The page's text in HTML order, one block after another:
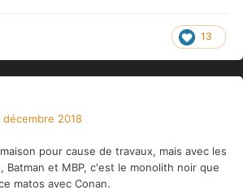
13
décembre 2018
pour cause de travaux, mais avec les
Batman et MBP, c'est le monolith noir que
matos avec Conan.